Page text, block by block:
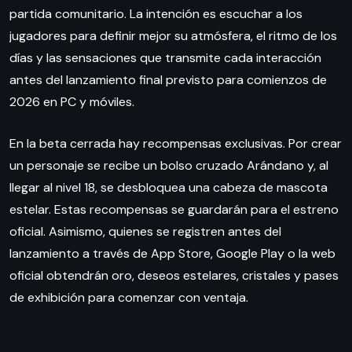
partida comunitario. La intención es escuchar a los
jugadores para definir mejor su atmósfera, el ritmo de los
días y las sensaciones que transmite cada interacción
antes del lanzamiento final previsto para comienzos de
2026 en PC y móviles.
En la beta cerrada hay recompensas exclusivas. Por crear
un personaje se recibe un bolso cruzado Arándano y, al
llegar al nivel 18, se desbloquea una cabeza de mascota
estelar. Estas recompensas se guardarán para el estreno
oficial. Asimismo, quienes se registren antes del
lanzamiento a través de App Store, Google Play o la web
oficial obtendrán oro, deseos estelares, cristales y pases
de exhibición para comenzar con ventaja.